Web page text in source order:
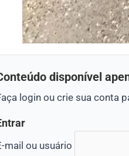
disponível
login ou crie sua conta
mail ou usuário